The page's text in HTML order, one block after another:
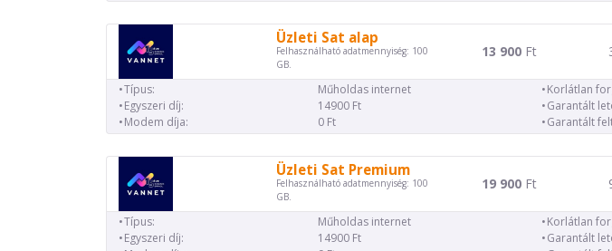
Üzleti Sat alap
Felhasználható adatmennyiség: 100
GB.
13 900Ft
Típus:
Műholdas internet
Egyszeri díj:
14900 Ft
Modem díja:
0 Ft
Korlátlan
Garantált
Garantált
Üzleti Sat Premium
Felhasználható adatmennyiség: 100
GB.
19 900Ft
Típus:
Műholdas internet
Egyszeri díj:
14900 Ft
Korlátlan
Garantált